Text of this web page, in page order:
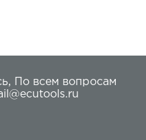
,
По всем вопросам